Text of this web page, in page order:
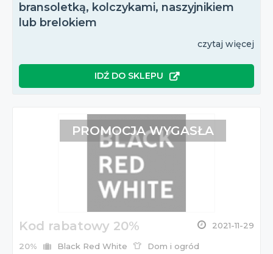
bransoletką, kolczykami, naszyjnikiem
lub brelokiem
czytaj więcej
IDŹ DO SKLEPU
Kod rabatowy 20% 2021-11-29
20% Black Red White Dom i ogród
PROMOCJA WYGASŁA